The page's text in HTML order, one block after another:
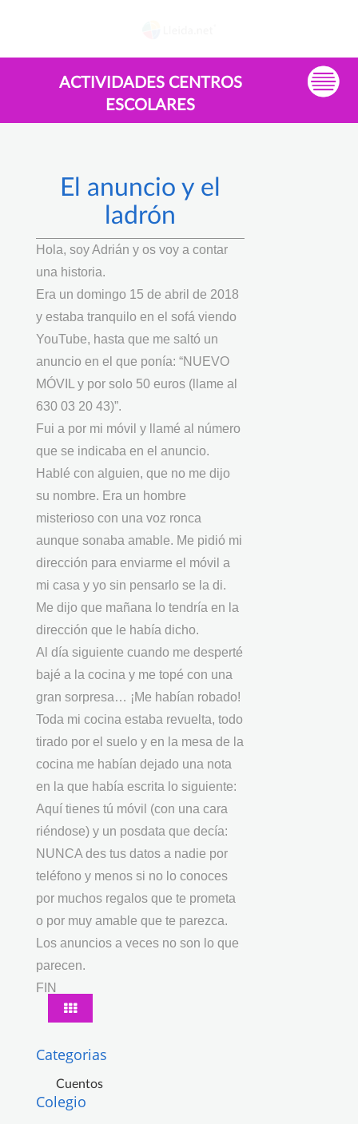
ACTIVIDADES CENTROS
ESCOLARES
El anuncio y el
ladrón
Hola, soy Adrián y os voy a contar
una historia.
Era un domingo 15 de abril de 2018
y estaba tranquilo en el sofá viendo
YouTube, hasta que me saltó un
anuncio en el que ponía: “NUEVO
MÓVIL y por solo 50 euros (llame al
630 03 20 43)”.
Fui a por mi móvil y llamé al número
que se indicaba en el anuncio.
Hablé con alguien, que no me dijo
su nombre. Era un hombre
misterioso con una voz ronca
aunque sonaba amable. Me pidió mi
dirección para enviarme el móvil a
mi casa y yo sin pensarlo se la di.
Me dijo que mañana lo tendría en la
dirección que le había dicho.
Al día siguiente cuando me desperté
bajé a la cocina y me topé con una
gran sorpresa… ¡Me habían robado!
Toda mi cocina estaba revuelta, todo
tirado por el suelo y en la mesa de la
cocina me habían dejado una nota
en la que había escrita lo siguiente:
Aquí tienes tú móvil (con una cara
riéndose) y un posdata que decía:
NUNCA des tus datos a nadie por
teléfono y menos si no lo conoces
por muchos regalos que te prometa
o por muy amable que te parezca.
Los anuncios a veces no son lo que
parecen.
FIN
Categorias
Cuentos
Colegio